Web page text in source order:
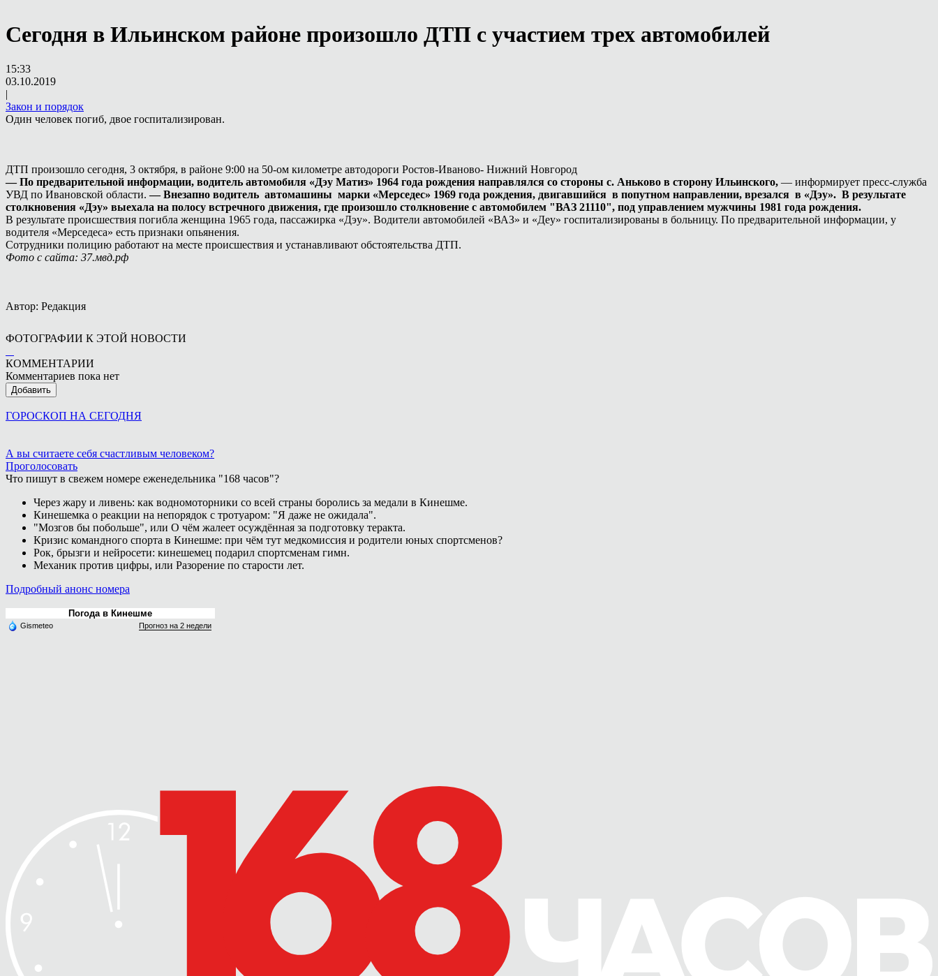
Сегодня в Ильинском районе произошло ДТП с участием трех автомобилей
15:33
03.10.2019
|
Закон и порядок
Один человек погиб, двое госпитализирован.
ДТП произошло сегодня, 3 октября, в районе 9:00 на 50-ом километре автодороги Ростов-Иваново- Нижний Новгород
— По предварительной информации, водитель автомобиля «Дэу Матиз» 1964 года рождения направлялся со стороны с. Аньково в сторону Ильинского, — информирует пресс-служба
УВД по Ивановской области.— Внезапно водитель автомашины марки «Мерседес» 1969 года рождения, двигавшийся в попутном направлении, врезался в «Дэу». В результате
столкновения «Дэу» выехала на полосу встречного движения, где произошло столкновение с автомобилем "ВАЗ 21110", под управлением мужчины 1981 года рождения.
В результате происшествия погибла женщина 1965 года, пассажирка «Дэу». Водители автомобилей «ВАЗ» и «Деу» госпитализированы в больницу. По предварительной информации, у
водителя «Мерседеса» есть признаки опьянения.
Сотрудники полицию работают на месте происшествия и устанавливают обстоятельства ДТП.
Фото с сайта: 37.мвд.рф
Автор: Редакция
ФОТОГРАФИИ К ЭТОЙ НОВОСТИ
КОММЕНТАРИИ
Комментариев пока нет
Добавить
ГОРОСКОП НА СЕГОДНЯ
А вы считаете себя счастливым человеком?
Проголосовать
Что пишут в свежем номере еженедельника "168 часов"?
Через жару и ливень: как водномоторники со всей страны боролись за медали в Кинешме.
Кинешемка о реакции на непорядок с тротуаром: "Я даже не ожидала".
"Мозгов бы побольше", или О чём жалеет осуждённая за подготовку теракта.
Кризис командного спорта в Кинешме: при чём тут медкомиссия и родители юных спортсменов?
Рок, брызги и нейросети: кинешемец подарил спортсменам гимн.
Механик против цифры, или Разорение по старости лет.
Подробный анонс номера
Погода в Кинешме
Gismeteo Прогноз на 2 недели